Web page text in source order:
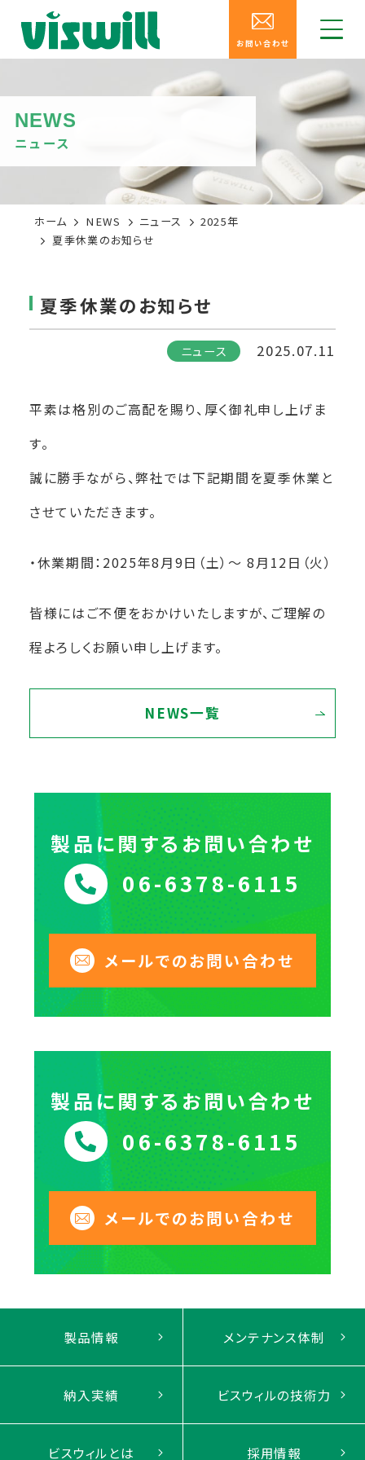
お問い合わせ
NEWS
ニュース
ホーム NEWS ニュース
2025年
夏季休業のお知らせ
夏季休業のお知らせ
ニュース 2025.07.11
平素は格別のご高配を賜り、厚く御礼申し上げま
す。
誠に勝手ながら、弊社では下記期間を夏季休業と
させていただきます。
・休業期間：2025年8月9日（土）～ 8月12日（火）
皆様にはご不便をおかけいたしますが、ご理解の
程よろしくお願い申し上げます。
NEWS一覧
製品に関するお問い合わせ
06-6378-6115
メールでのお問い合わせ
製品に関するお問い合わせ
06-6378-6115
メールでのお問い合わせ
製品情報 メンテナンス体制
納入実績 ビスウィルの技術力
ビスウィルとは 採用情報